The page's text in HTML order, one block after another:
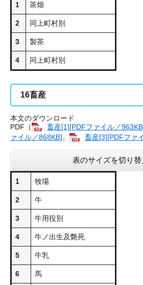
1 茶畑
2 同上町村別
3 製茶
4 同上町村別
16畜産
本文のダウンロード
PDF（
畜産[1][PDFファイル／
ァイル／868KB]
畜産[3][PDFファ
表のサイズを切り替
1 牧場
2 牛
3 牛用役別
4 牛ノ出生及斃死
5 牛乳
6 馬